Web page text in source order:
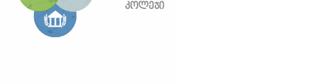
კოლეჯი